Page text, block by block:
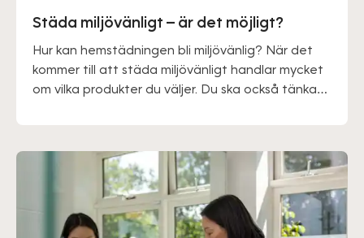
Städa miljövänligt – är det möjligt?
Hur kan hemstädningen bli miljövänlig? När det
kommer till att städa miljövänligt handlar mycket
om vilka produkter du väljer. Du ska också tänka
använda en stor mängd rengöringsmedel.